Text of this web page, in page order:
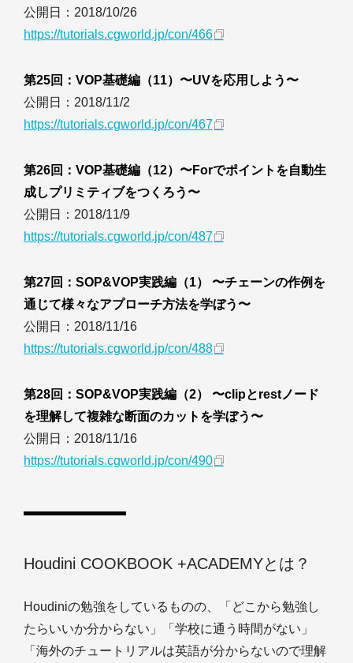
公開日：2018/10/26
https://tutorials.cgworld.jp/con/466
第25回：VOP基礎編（11）〜UVを応用しよう〜
公開日：2018/11/2
https://tutorials.cgworld.jp/con/467
第26回：VOP基礎編（12）〜Forでポイントを自動生
成しプリミティブをつくろう〜
公開日：2018/11/9
https://tutorials.cgworld.jp/con/487
第27回：SOP&VOP実践編（1） 〜チェーンの作例を
通じて様々なアプローチ方法を学ぼう〜
公開日：2018/11/16
https://tutorials.cgworld.jp/con/488
第28回：SOP&VOP実践編（2） 〜clipとrestノード
を理解して複雑な断面のカットを学ぼう〜
公開日：2018/11/16
https://tutorials.cgworld.jp/con/490
Houdini COOKBOOK +ACADEMYとは？
Houdiniの勉強をしているものの、「どこから勉強し
たらいいか分からない」「学校に通う時間がない」
「海外のチュートリアルは英語が分からないので理解